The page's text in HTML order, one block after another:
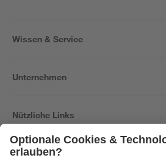
Wissen & Service
Unternehmen
Nützliche Links